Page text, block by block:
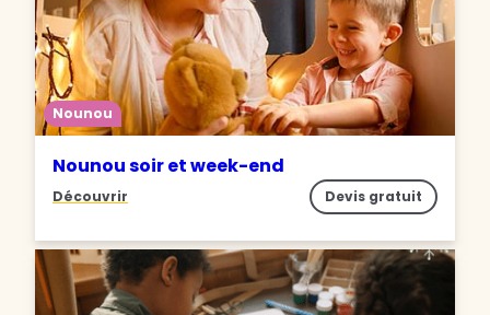
Nounou
Nounou soir et week-end
Découvrir Devis gratuit